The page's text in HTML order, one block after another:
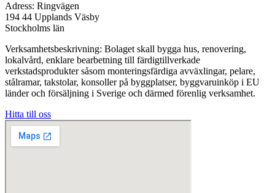
Adress: Ringvägen
194 44 Upplands Väsby
Stockholms län
Verksamhetsbeskrivning: Bolaget skall bygga hus, renovering,
lokalvård, enklare bearbetning till färdigtillverkade
verkstadsprodukter såsom monteringsfärdiga avväxlingar, pelare,
stålramar, takstolar, konsoller på byggplatser, byggvaruinköp i EU
länder och försäljning i Sverige och därmed förenlig verksamhet.
Hitta till oss